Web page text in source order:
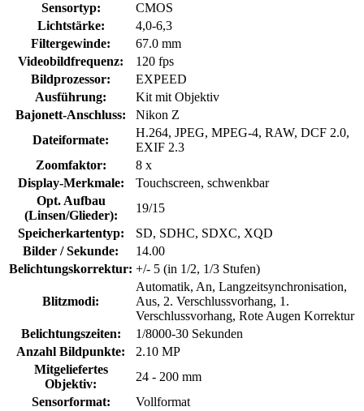
Sensortyp:
CMOS
Lichtstärke:
4,0-6,3
Filtergewinde:
67.0 mm
Videobildfrequenz:
120 fps
Bildprozessor:
EXPEED
Ausführung:
Kit mit Objektiv
Bajonett-Anschluss:
Nikon Z
Dateiformate:
H.264, JPEG, MPEG-4, RAW, DCF 2.0,
EXIF 2.3
Zoomfaktor:
8 x
Display-Merkmale:
Touchscreen, schwenkbar
Opt. Aufbau
(Linsen/Glieder):
19/15
Speicherkartentyp:
SD, SDHC, SDXC, XQD
Bilder / Sekunde:
14.00
Belichtungskorrektur: +/- 5 (in 1/2, 1/3 Stufen)
Blitzmodi:
Automatik, An, Langzeitsynchronisation,
Aus, 2. Verschlussvorhang, 1.
Verschlussvorhang, Rote Augen Korrektur
Belichtungszeiten:
1/8000-30 Sekunden
Anzahl Bildpunkte:
2.10 MP
Mitgeliefertes
Objektiv:
24 - 200 mm
Sensorformat:
Vollformat